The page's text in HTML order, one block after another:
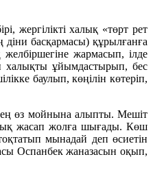
жергілікті халық «төрт рет
басқармасы) құрылғанға
желбіршегіне жармасып, ілде
халықты ұйымдастырып, бес
баулып, көңілін көтеріп,
өз мойнына алыпты. Мешіт
жасап жолға шығады. Көш
мынадай деп өсиетін
Оспанбек жаназасын оқып,